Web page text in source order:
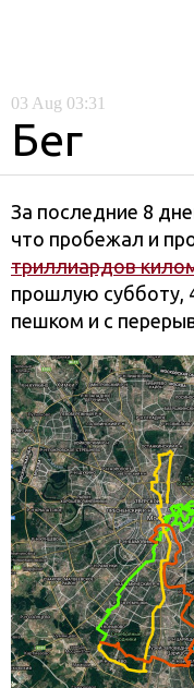
03 Aug 03:31
Бег
За последние 8
что пробежал и
триллиардов
прошлую субботу,
пешком и с